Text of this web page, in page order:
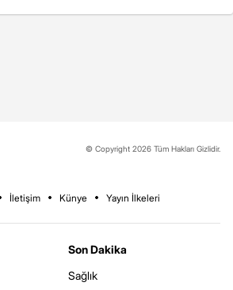
© Copyright 2026 Tüm Hakları Gizlidir.
İletişim Künye Yayın İlkeleri
Son Dakika
Sağlık